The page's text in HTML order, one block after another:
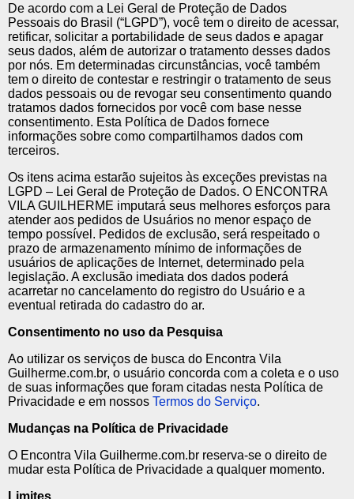
De acordo com a Lei Geral de Proteção de Dados
Pessoais do Brasil (“LGPD”), você tem o direito de acessar,
retificar, solicitar a portabilidade de seus dados e apagar
seus dados, além de autorizar o tratamento desses dados
por nós. Em determinadas circunstâncias, você também
tem o direito de contestar e restringir o tratamento de seus
dados pessoais ou de revogar seu consentimento quando
tratamos dados fornecidos por você com base nesse
consentimento. Esta Política de Dados fornece
informações sobre como compartilhamos dados com
terceiros.
Os itens acima estarão sujeitos às exceções previstas na
LGPD – Lei Geral de Proteção de Dados. O ENCONTRA
VILA GUILHERME imputará seus melhores esforços para
atender aos pedidos de Usuários no menor espaço de
tempo possível. Pedidos de exclusão, será respeitado o
prazo de armazenamento mínimo de informações de
usuários de aplicações de Internet, determinado pela
legislação. A exclusão imediata dos dados poderá
acarretar no cancelamento do registro do Usuário e a
eventual retirada do cadastro do ar.
Consentimento no uso da Pesquisa
Ao utilizar os serviços de busca do Encontra Vila
Guilherme.com.br, o usuário concorda com a coleta e o uso
de suas informações que foram citadas nesta Política de
Privacidade e em nossos Termos do Serviço.
Mudanças na Política de Privacidade
O Encontra Vila Guilherme.com.br reserva-se o direito de
mudar esta Política de Privacidade a qualquer momento.
Limites